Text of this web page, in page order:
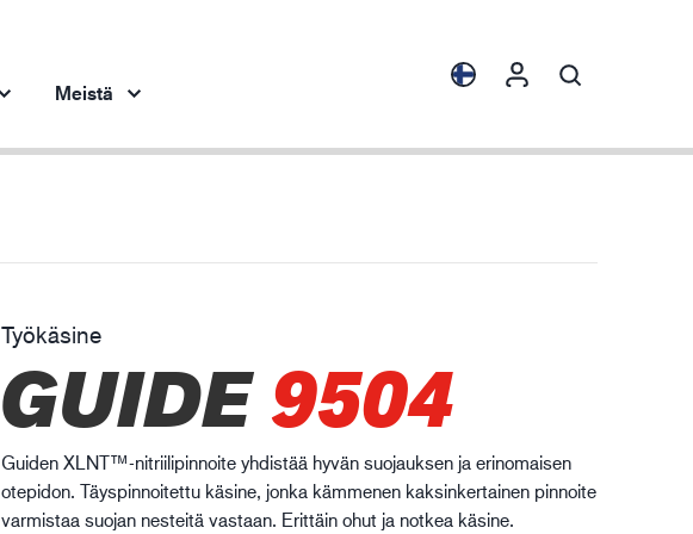
SPARX™
XLNT™
Meistä
Työkäsine
GUIDE9504
Guiden XLNT™-nitriilipinnoite yhdistää hyvän suojauksen ja erinomaisen
otepidon. Täyspinnoitettu käsine, jonka kämmenen kaksinkertainen pinnoite
varmistaa suojan nesteitä vastaan. Erittäin ohut ja notkea käsine.